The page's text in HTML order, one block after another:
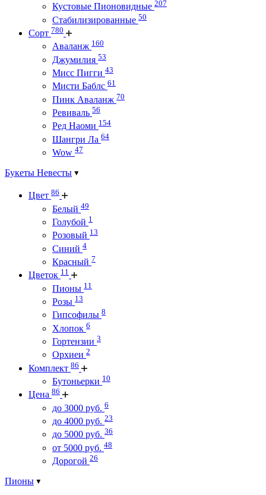
Кустовые Пионовидные 207
Стабилизированные 50
Сорт 780
Аваланж 160
Джумилия 53
Мисс Пигги 43
Мисти Баблс 61
Пинк Аваланж 70
Ревиваль 56
Ред Наоми 154
Шангри Ла 64
Wow 47
Букеты Невесты
Цвет 86
Белый 49
Голубой 1
Розовый 13
Синий 4
Красный 7
Цветок 11
Пионы 11
Розы 13
Гипсофилы 8
Хлопок 6
Гортензии 3
Орхиеи 2
Комплект 86
Бутоньерки 10
Цена 86
до 3000 руб. 6
до 4000 руб. 23
до 5000 руб. 36
от 5000 руб. 48
Дорогой 26
Пионы